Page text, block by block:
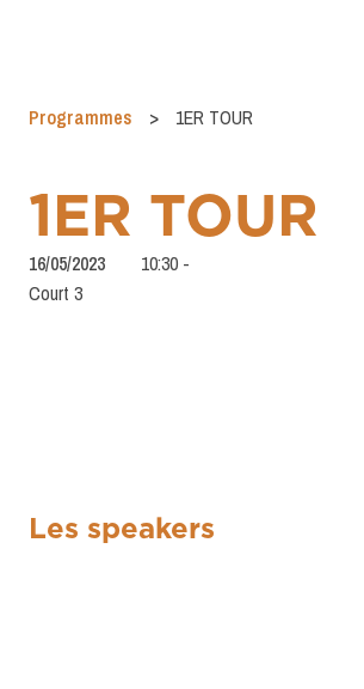
Programmes > 1ER TOUR
1ER TOUR
16/05/2023 10:30 -
Court 3
Les speakers